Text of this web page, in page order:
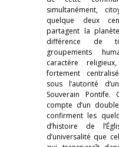
simultanément,
quelque deux
partagent la
différence de
groupements
caractère
fortement
sous l’autorité
Souverain
compte d’un
confirment les
d’histoire de
d’universalité que